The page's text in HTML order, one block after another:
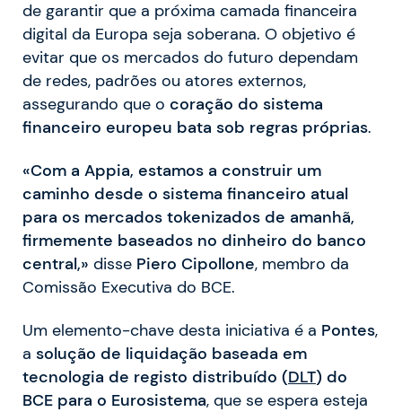
de garantir que a próxima camada financeira
digital da Europa seja soberana. O objetivo é
evitar que os mercados do futuro dependam
de redes, padrões ou atores externos,
assegurando que o coração do sistema
financeiro europeu bata sob regras próprias.
«Com a Appia, estamos a construir um
caminho desde o sistema financeiro atual
para os mercados tokenizados de amanhã,
firmemente baseados no dinheiro do banco
central,» disse Piero Cipollone, membro da
Comissão Executiva do BCE.
Um elemento-chave desta iniciativa é a Pontes,
a solução de liquidação baseada em
tecnologia de registo distribuído (DLT) do
BCE para o Eurosistema, que se espera esteja